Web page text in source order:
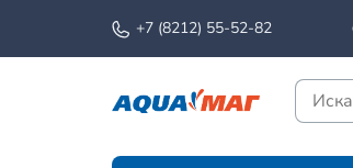
+7 (8212) 55-52-82